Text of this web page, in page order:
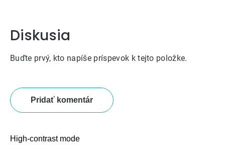
Diskusia
Buďte prvý, kto napíše príspevok k tejto položke.
Pridať komentár
High-contrast mode